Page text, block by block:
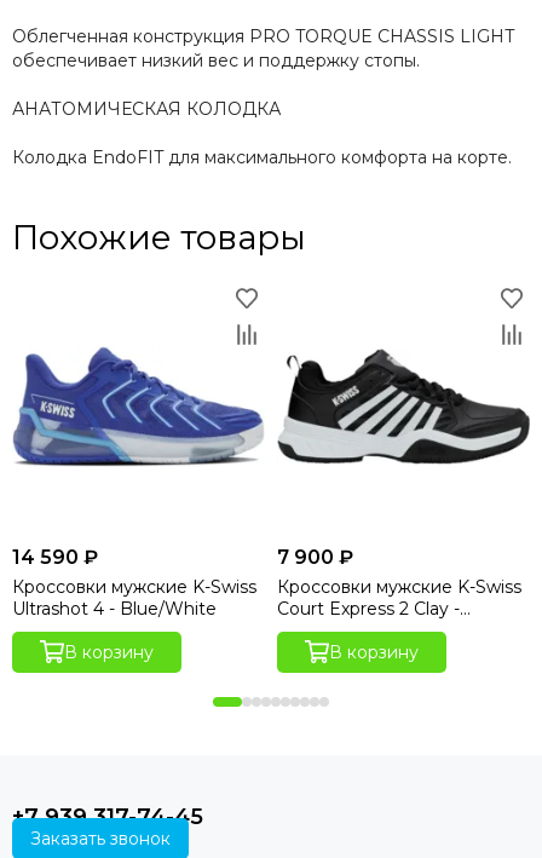
Облегченная конструкция PRO TORQUE CHASSIS LIGHT
обеспечивает низкий вес и поддержку стопы.
АНАТОМИЧЕСКАЯ КОЛОДКА
Колодка EndoFIT для максимального комфорта на корте.
Похожие товары
14 590 ₽
Кроссовки мужские K-Swiss
Ultrashot 4 - Blue/White
В корзину
7 900 ₽
Кроссовки мужские K-Swiss
Court Express 2 Clay -
Black/White
В корзину
+7 939 317-74-45
Заказать звонок